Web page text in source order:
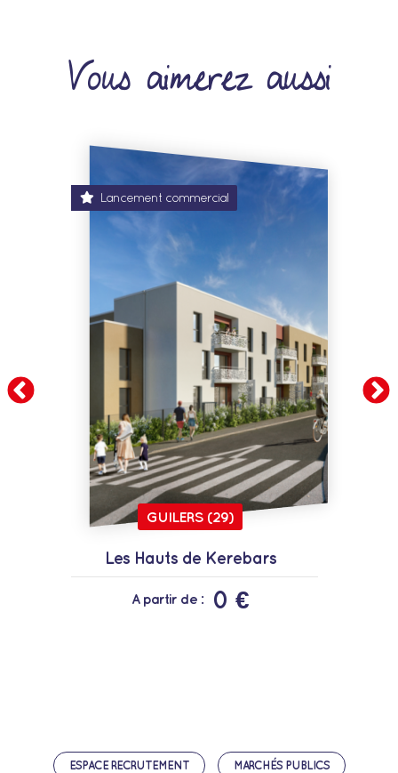
Vous aimerez aussi
Lancement commercial
GUILERS (29)
Les Hauts de Kerebars
A partir de : 0 €
ESPACE RECRUTEMENT MARCHÉS PUBLICS